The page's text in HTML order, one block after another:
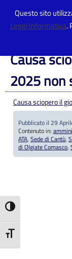
Attiva/disattiva alto
Attiva/disattiva
Centro Provinciale
Causa sciopero il
Causa
2025 non
Causa sciopero il
Pubblicato il 29
Contenuto in:
ATA, Sede di Cantù,
di Olgiate Comasco,
Questo sito
Leggi Informativa.